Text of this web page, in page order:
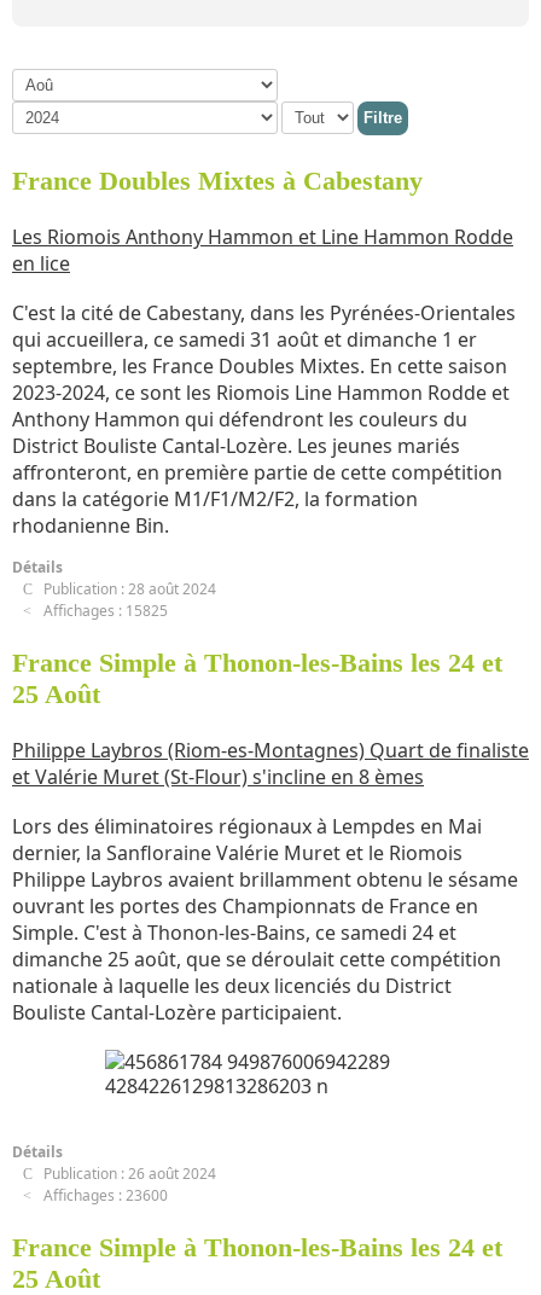
Filtre
France Doubles Mixtes à Cabestany
Les Riomois Anthony Hammon et Line Hammon Rodde
en lice
C'est la cité de Cabestany, dans les Pyrénées-Orientales
qui accueillera, ce samedi 31 août et dimanche 1 er
septembre, les France Doubles Mixtes. En cette saison
2023-2024, ce sont les Riomois Line Hammon Rodde et
Anthony Hammon qui défendront les couleurs du
District Bouliste Cantal-Lozère. Les jeunes mariés
affronteront, en première partie de cette compétition
dans la catégorie M1/F1/M2/F2, la formation
rhodanienne Bin.
Détails
Publication : 28 août 2024
Affichages : 15825
France Simple à Thonon-les-Bains les 24 et
25 Août
Philippe Laybros (Riom-es-Montagnes) Quart de finaliste
et Valérie Muret (St-Flour) s'incline en 8 èmes
Lors des éliminatoires régionaux à Lempdes en Mai
dernier, la Sanfloraine Valérie Muret et le Riomois
Philippe Laybros avaient brillamment obtenu le sésame
ouvrant les portes des Championnats de France en
Simple. C'est à Thonon-les-Bains, ce samedi 24 et
dimanche 25 août, que se déroulait cette compétition
nationale à laquelle les deux licenciés du District
Bouliste Cantal-Lozère participaient.
Détails
Publication : 26 août 2024
Affichages : 23600
France Simple à Thonon-les-Bains les 24 et
25 Août